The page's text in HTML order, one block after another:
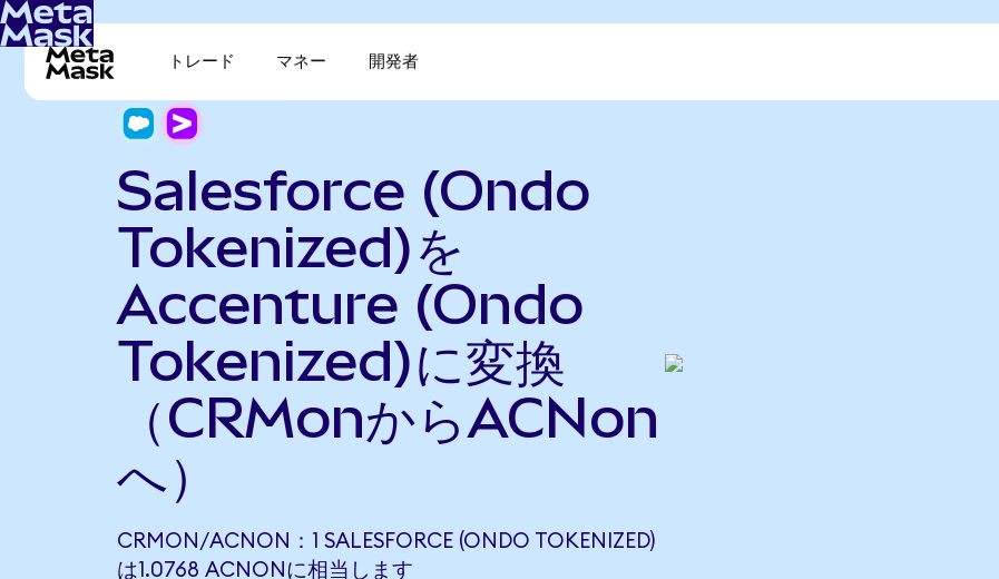
トレード マネー 開発者
Salesforce (Ondo
Tokenized)を
Accenture (Ondo
Tokenized)に変換
（CRMonからACNon
へ）
CRMON/ACNON：1 SALESFORCE (ONDO TOKENIZED)
は1.0768 ACNONに相当します